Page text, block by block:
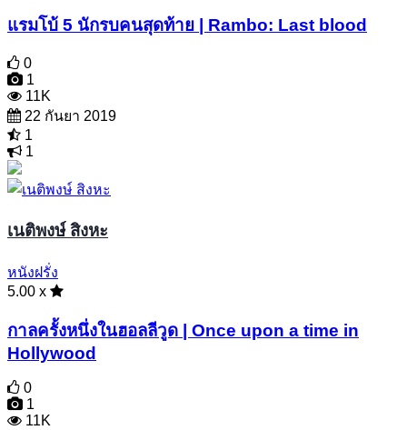
แรมโบ้ 5 นักรบคนสุดท้าย | Rambo: Last blood
0
1
11K
22 กันยา 2019
1
1
เนติพงษ์ สิงหะ
หนังฝรั่ง
5.00 x
กาลครั้งหนึ่งในฮอลลีวูด | Once upon a time in
Hollywood
0
1
11K